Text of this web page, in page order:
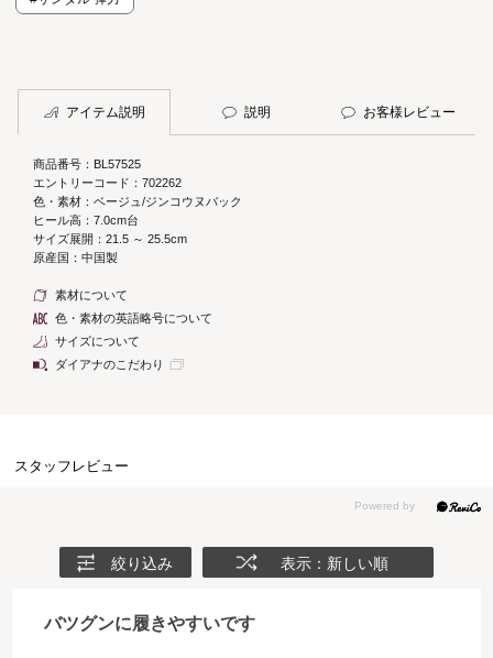
アイテム説明 説明 お客様レビュー
商品番号：BL57525
エントリーコード：702262
色・素材：ベージュ/ジンコウヌバック
ヒール高：7.0cm台
サイズ展開：21.5 ～ 25.5cm
原産国：中国製
素材について
色・素材の英語略号について
サイズについて
ダイアナのこだわり
スタッフレビュー
絞り込み 表示：新しい順
バツグンに履きやすいです